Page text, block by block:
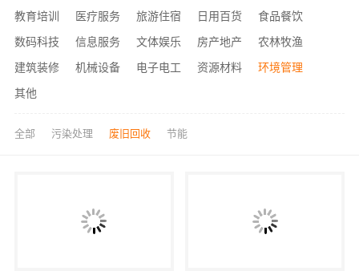
教育培训
医疗服务 旅游住宿 日用百货
食品餐饮
数码科技
信息服务 文体娱乐 房产地产
农林牧渔
建筑装修
机械设备 电子电工 资源材料
环境管理
其他
全部 污染处理 废旧回收 节能